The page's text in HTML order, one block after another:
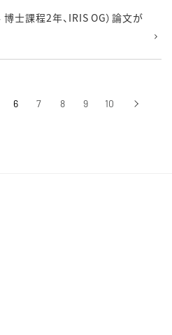
士課程2年、IRIS OG）論文が
6 7 8 9 10 ›次へ